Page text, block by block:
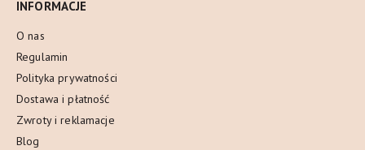
INFORMACJE
O nas
Regulamin
Polityka prywatności
Dostawa i płatność
Zwroty i reklamacje
Blog